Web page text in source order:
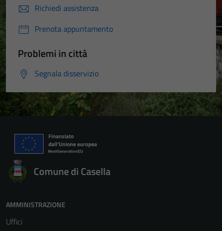
Richiedi assistenza
Prenota appuntamento
Problemi in città
Segnala disservizio
Comune di Casella
AMMINISTRAZIONE
Uffici